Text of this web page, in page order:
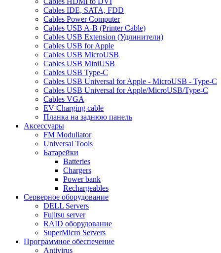
Cables IDE, SATA, FDD
Cables Power Computer
Cables USB A-B (Printer Cable)
Cables USB Extension (Удлинители)
Cables USB for Apple
Cables USB MicroUSB
Cables USB MiniUSB
Cables USB Type-C
Cables USB Universal for Apple - MicroUSB - Type-C
Cables USB Universal for Apple/MicroUSB/Type-C
Cables VGA
EV Charging cable
Планка на заднюю панель
Аксессуары
FM Moduliator
Universal Tools
Батарейки
Batteries
Chargers
Power bank
Rechargeables
Серверное оборудование
DELL Servers
Fujitsu server
RAID оборудование
SuperMicro Servers
Программное обеспечение
Antivirus